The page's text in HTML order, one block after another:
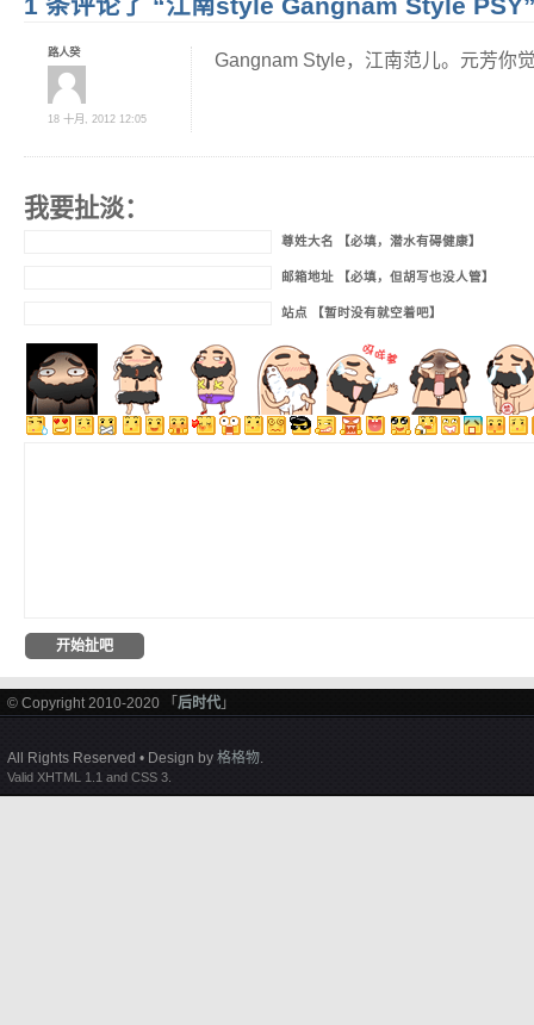
1 条评论了 “江南style Gangnam Style
路人癸
18 十月, 2012 12:05
Gangnam Style，江南范儿。元芳你
我要扯淡：
尊姓大名 【必填，潜水有碍健康】
邮箱地址 【必填，但胡写也没人管】
站点 【暂时没有就空着吧】
© Copyright 2010-2020 「 后时代 」
All Rights Reserved • Design by 格格物.
Valid XHTML 1.1 and CSS 3.